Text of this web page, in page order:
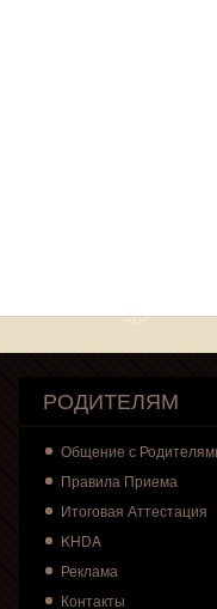
РОДИТЕЛЯМ
Общение с
Правила Приема
Итоговая Аттестация
KHDA
Реклама
Контакты